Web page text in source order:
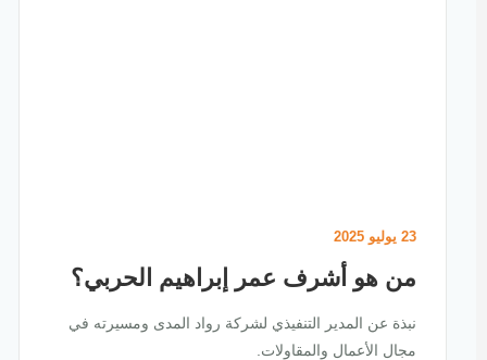
23 يوليو 2025
من هو أشرف عمر إبراهيم الحربي؟
نبذة عن المدير التنفيذي لشركة رواد المدى ومسيرته في
مجال الأعمال والمقاولات.